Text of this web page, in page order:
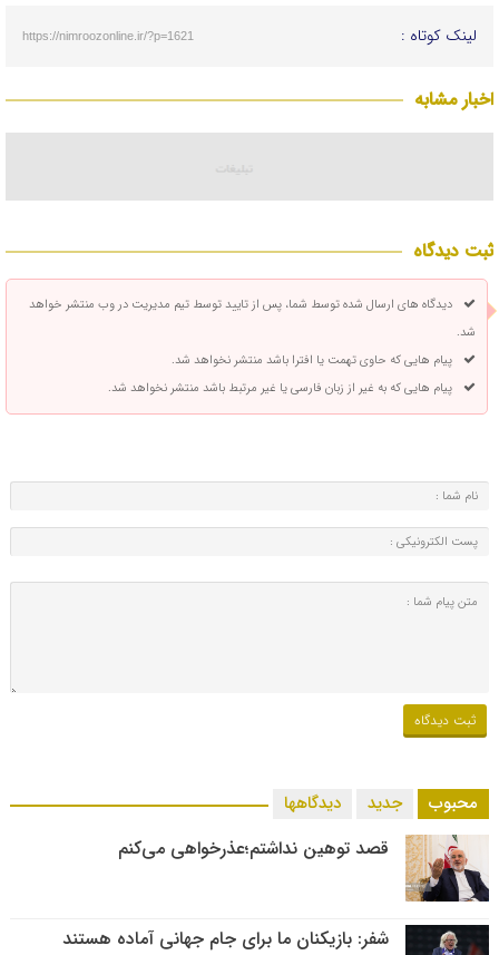
لینک کوتاه : https://nimroozonline.ir/?p=1621
اخبار مشابه
ثبت دیدگاه
دیدگاه های ارسال شده توسط شما، پس از تایید توسط تیم مدیریت در وب منتشر خواهد
شد.
پیام هایی که حاوی تهمت یا افترا باشد منتشر نخواهد شد.
پیام هایی که به غیر از زبان فارسی یا غیر مرتبط باشد منتشر نخواهد شد.
محبوب جدید دیدگاهها
قصد توهین نداشتم؛عذرخواهی می‌کنم
شفر: بازیکنان ما برای جام جهانی آماده هستند